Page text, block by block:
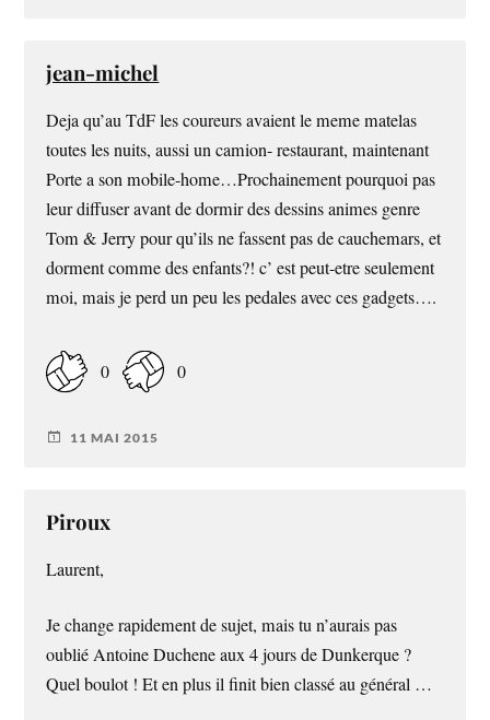
jean-michel
Deja qu’au TdF les coureurs avaient le meme matelas
toutes les nuits, aussi un camion- restaurant, maintenant
Porte a son mobile-home…Prochainement pourquoi pas
leur diffuser avant de dormir des dessins animes genre
Tom & Jerry pour qu’ils ne fassent pas de cauchemars, et
dorment comme des enfants?! c’ est peut-etre seulement
moi, mais je perd un peu les pedales avec ces gadgets….
0 0
11 MAI 2015
Piroux
Laurent,
Je change rapidement de sujet, mais tu n’aurais pas
oublié Antoine Duchene aux 4 jours de Dunkerque ?
Quel boulot ! Et en plus il finit bien classé au général …